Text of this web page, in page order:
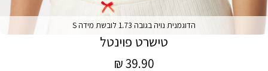
טישרט פוינטל
מחיר
39.90 ₪
הדוגמנית נויה בגובה 1.73 לובשת מידה S